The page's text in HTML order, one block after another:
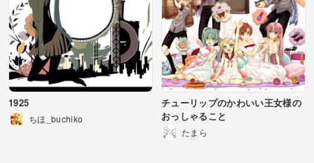
1925
ちほ_buchiko
チューリップのかわいい王女様の
おっしゃること
たまら